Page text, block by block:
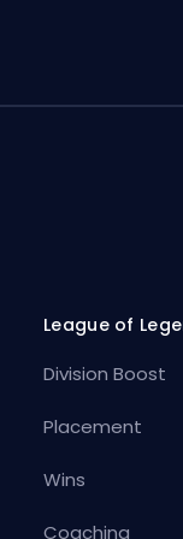
League of
Division Boost
Placement
Wins
Coaching